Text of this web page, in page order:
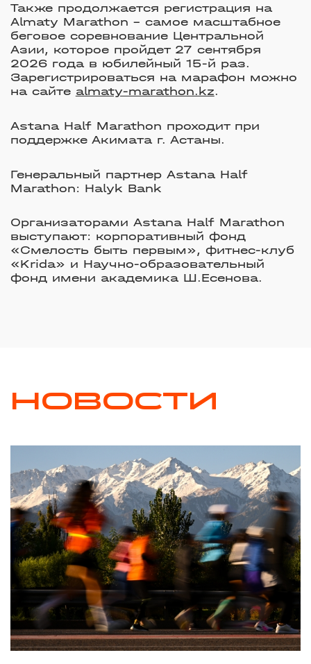
Также продолжается регистрация на
Almaty Marathon – самое масштабное
беговое соревнование Центральной
Азии, которое пройдет 27 сентября
2026 года в юбилейный 15-й раз.
Зарегистрироваться на марафон можно
на сайте almaty-marathon.kz.
Astana Half Marathon проходит при
поддержке Акимата г. Астаны.
Генеральный партнер Astana Half
Marathon: Halyk Bank
Организаторами Astana Half Marathon
выступают: корпоративный фонд
«Смелость быть первым», фитнес-клуб
«Krida» и Научно-образовательный
фонд имени академика Ш.Есенова.
НОВОСТИ